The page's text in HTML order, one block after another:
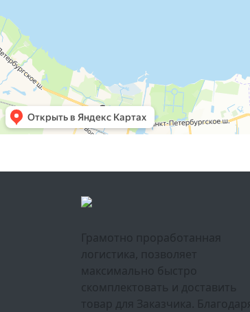
Грамотно проработанная
логистика, позволяет
максимально быстро
скомплектовать и доставить
товар для Заказчика. Благодаря